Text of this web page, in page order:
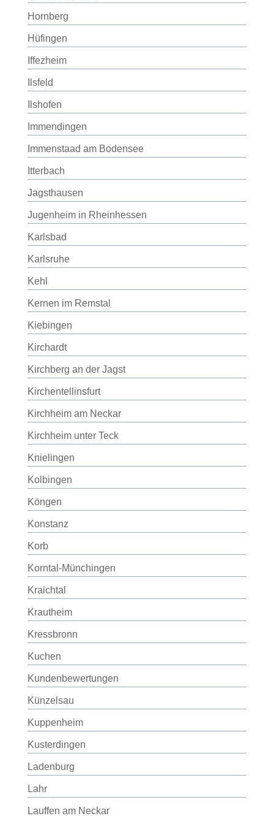
Hornberg
Hüfingen
Iffezheim
Ilsfeld
Ilshofen
Immendingen
Immenstaad am Bodensee
Itterbach
Jagsthausen
Jugenheim in Rheinhessen
Karlsbad
Karlsruhe
Kehl
Kernen im Remstal
Kiebingen
Kirchardt
Kirchberg an der Jagst
Kirchentellinsfurt
Kirchheim am Neckar
Kirchheim unter Teck
Knielingen
Kolbingen
Köngen
Konstanz
Korb
Korntal-Münchingen
Kraichtal
Krautheim
Kressbronn
Kuchen
Kundenbewertungen
Künzelsau
Kuppenheim
Kusterdingen
Ladenburg
Lahr
Lauffen am Neckar